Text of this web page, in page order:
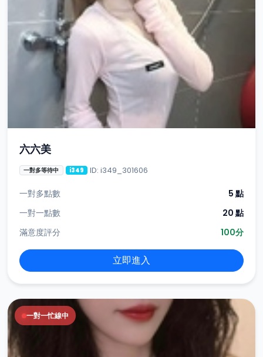
六六美
一對多等待中 i349 ID: i349_301606
一對多點數
5 點
一對一點數
20 點
滿意度評分
100分
立即進入
一對一忙線中